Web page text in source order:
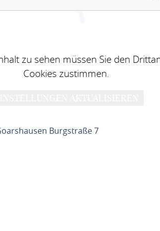
zu sehen müssen Sie den
Cookies zustimmen.